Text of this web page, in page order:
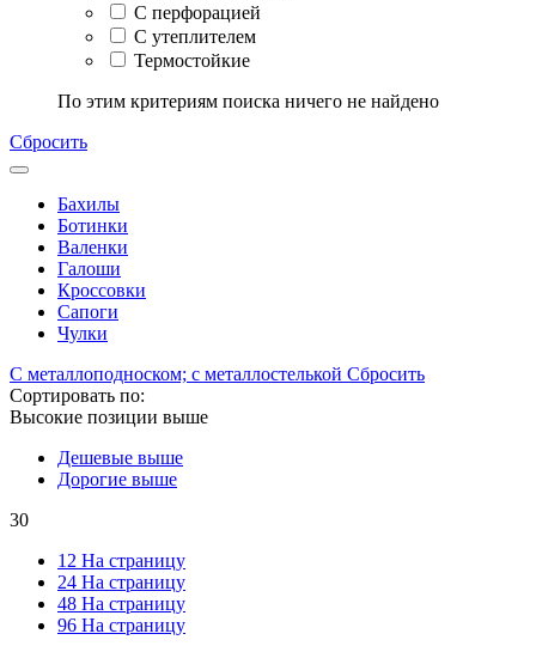
С перфорацией
С утеплителем
Термостойкие
По этим критериям поиска ничего не найдено
Сбросить
Бахилы
Ботинки
Валенки
Галоши
Кроссовки
Сапоги
Чулки
С металлоподноском; с металлостелькой Сбросить
Сортировать по:
Высокие позиции выше
Дешевые выше
Дорогие выше
30
12 На страницу
24 На страницу
48 На страницу
96 На страницу